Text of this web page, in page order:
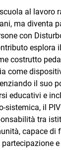
al lavoro
ma diventa
con
esplora
costrutto
come
il suo
educativi e
sistemica, il
tra
capace di